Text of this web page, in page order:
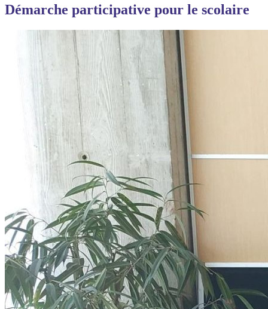
Démarche participative pour le scolaire